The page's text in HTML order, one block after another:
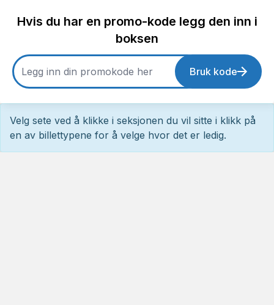
Hvis du har en promo-kode legg den inn i
boksen
Bruk kode
Velg sete ved å klikke i seksjonen du vil sitte i klikk på
en av billettypene for å velge hvor det er ledig.